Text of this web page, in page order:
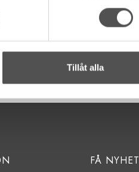
Tillåt alla
KÖP
Finns i lager
FÅ